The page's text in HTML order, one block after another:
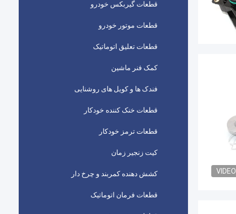
قطعات گیربکس خودرو
قطعات موتور خودرو
قطعات تعلیق اتوماتیک
کمک فنر ماشین
فندک ها و کویل های روشنایی
قطعات خنک کننده خودکار
قطعات ترمز خودکار
کیت زنجیر زمان
کشش دهنده کمربند و چرخ دار
قطعات فرمان اتوماتیک
VIDEO